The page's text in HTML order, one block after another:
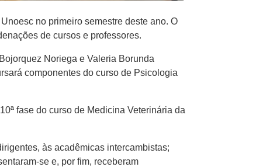
no primeiro semestre deste ano. O
de cursos e professores.
Noriega e Valeria Borunda
componentes do curso de Psicologia
fase do curso de Medicina Veterinária da
às acadêmicas intercambistas;
se e, por fim, receberam